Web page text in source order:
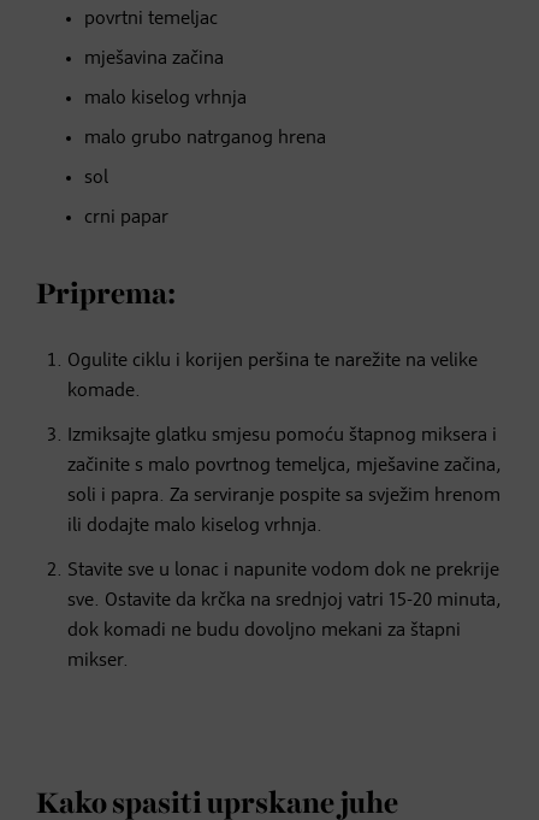
povrtni temeljac
mješavina začina
malo kiselog vrhnja
malo grubo natrganog hrena
sol
crni papar
Priprema:
Ogulite ciklu i korijen peršina te narežite na velike
komade.
Izmiksajte glatku smjesu pomoću štapnog miksera i
začinite s malo povrtnog temeljca, mješavine začina,
soli i papra. Za serviranje pospite sa svježim hrenom
ili dodajte malo kiselog vrhnja.
Stavite sve u lonac i napunite vodom dok ne prekrije
sve. Ostavite da krčka na srednjoj vatri 15-20 minuta,
dok komadi ne budu dovoljno mekani za štapni
mikser.
Kako spasiti uprskane juhe